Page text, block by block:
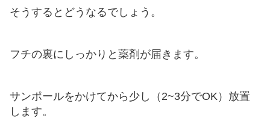
そうするとどうなるでしょう。
フチの裏にしっかりと薬剤が届きます。
サンポールをかけてから少し（2~3分でOK）放置
します。